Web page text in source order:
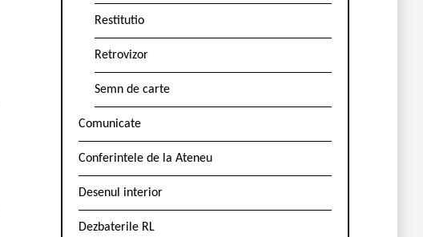
Restitutio
Retrovizor
Semn de carte
Comunicate
Conferintele de la Ateneu
Desenul interior
Dezbaterile RL